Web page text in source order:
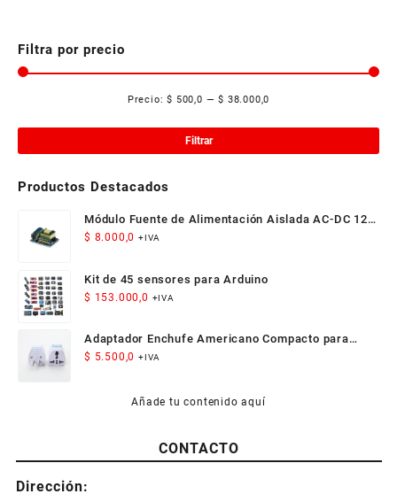
Las
la
de
se
elegir
en
la
Filtra por precio
Filtrar
Precio:$ 500,0 —$ 38.000,0
Productos Destacados
Módulo Fuente de Alimentación Aislada AC-DC 12V
300mA 3.5W
$ 8.000,0 +IVA
Kit de 45 sensores para Arduino
$ 153.000,0 +IVA
Adaptador Enchufe Americano Compacto para
Viaje
$ 5.500,0 +IVA
Añade tu contenido aquí
CONTACTO
Dirección: